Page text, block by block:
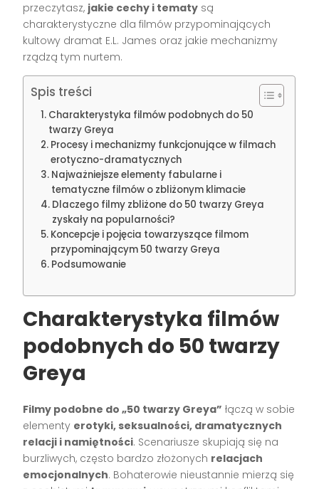
przeczytasz, jakie cechy i tematy są
charakterystyczne dla filmów przypominających
kultowy dramat E.L. James oraz jakie mechanizmy
rządzą tym nurtem.
Spis treści
Charakterystyka filmów podobnych do 50
twarzy Greya
Procesy i mechanizmy funkcjonujące w filmach
erotyczno-dramatycznych
Najważniejsze elementy fabularne i
tematyczne filmów o zbliżonym klimacie
Dlaczego filmy zbliżone do 50 twarzy Greya
zyskały na popularności?
Koncepcje i pojęcia towarzyszące filmom
przypominającym 50 twarzy Greya
Podsumowanie
Charakterystyka filmów
podobnych do 50 twarzy
Greya
Filmy podobne do „50 twarzy Greya” łączą w sobie
elementy erotyki, seksualności, dramatycznych
relacji i namiętności. Scenariusze skupiają się na
burzliwych, często bardzo złożonych relacjach
emocjonalnych. Bohaterowie nieustannie mierzą się